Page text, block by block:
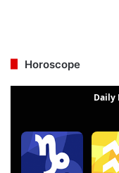
Horoscope